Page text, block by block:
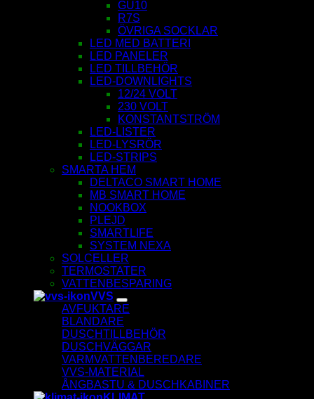
GU10
R7S
ÖVRIGA SOCKLAR
LED MED BATTERI
LED PANELER
LED TILLBEHÖR
LED-DOWNLIGHTS
12/24 VOLT
230 VOLT
KONSTANTSTRÖM
LED-LISTER
LED-LYSRÖR
LED-STRIPS
SMARTA HEM
DELTACO SMART HOME
MB SMART HOME
NOOKBOX
PLEJD
SMARTLIFE
SYSTEM NEXA
SOLCELLER
TERMOSTATER
VATTENBESPARING
VVS
AVFUKTARE
BLANDARE
DUSCHTILLBEHÖR
DUSCHVÄGGAR
VARMVATTENBEREDARE
VVS-MATERIAL
ÅNGBASTU & DUSCHKABINER